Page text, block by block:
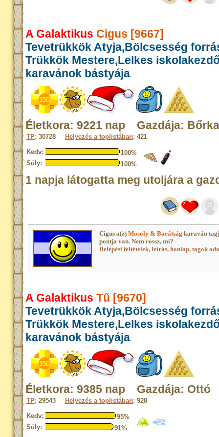
A Galaktikus Cigus [9667]
Tevetrükkök Atyja,Bölcsesség
Trükkök Mestere,Lelkes
karavánok bástyája
Életkora: 9221 nap Gazdája:
TP: 30728 Helyezés a toplistában: 421
Kedv:
100%
Súly:
100%
1 napja látogatta meg utoljára a
Cigus a(z) Mosoly & Barátság karaván
pontja van. Nem rossz, mi?
Belépési feltételek, leírás, honlap, tagok
A Galaktikus Tű [9670]
Tevetrükkök Atyja,Bölcsesség
Trükkök Mestere,Lelkes
karavánok bástyája
Életkora: 9385 nap Gazdája: Ottó
TP: 29543 Helyezés a toplistában: 928
Kedv:
95%
Súly:
91%